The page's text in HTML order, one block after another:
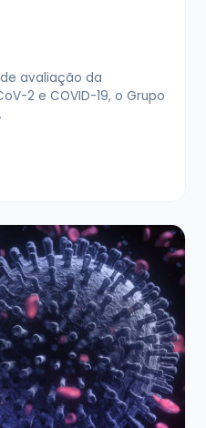
avaliação da
2 e COVID-19, o Grupo